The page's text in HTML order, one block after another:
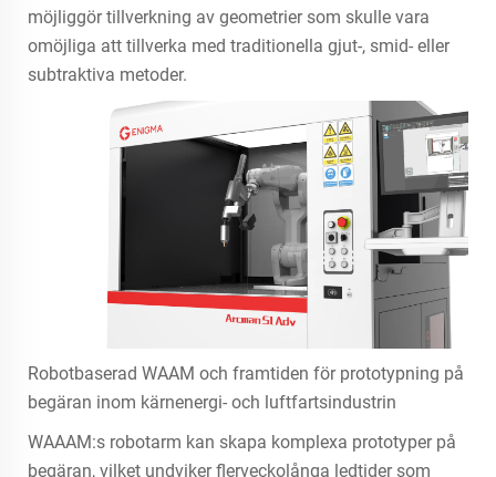
möjliggör tillverkning av geometrier som skulle vara
omöjliga att tillverka med traditionella gjut-, smid- eller
subtraktiva metoder.
Robotbaserad WAAM och framtiden för prototypning på
begäran inom kärnenergi- och luftfartsindustrin
WAAAM:s robotarm kan skapa komplexa prototyper på
begäran, vilket undviker flerveckolånga ledtider som